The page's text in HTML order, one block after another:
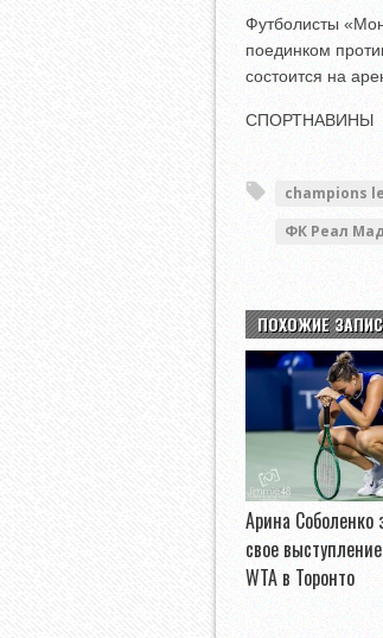
Футболисты
поединком
состоится на
СПОРТНАВИНЫ
champions
ФК Реал
ПОХОЖИЕ
Арина Соболенко
свое
WTA в Торонто